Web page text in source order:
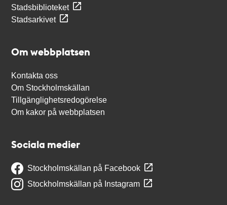
Stadsbiblioteket
Stadsarkivet
Om webbplatsen
Kontakta oss
Om Stockholmskällan
Tillgänglighetsredogörelse
Om kakor på webbplatsen
Sociala medier
Stockholmskällan på Facebook
Stockholmskällan på Instagram